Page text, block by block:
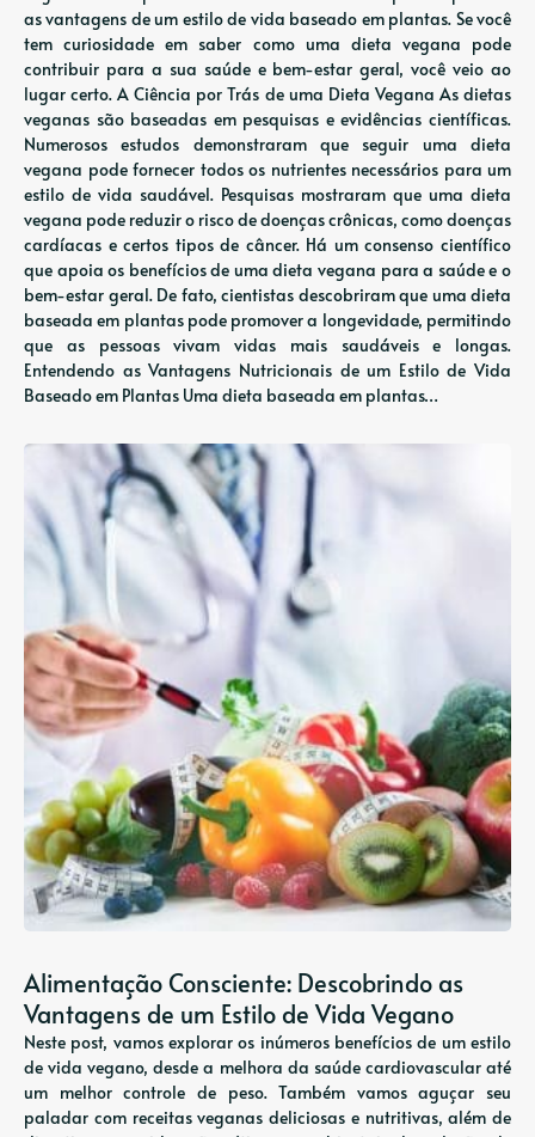
as vantagens de um estilo de vida baseado em plantas. Se você
tem curiosidade em saber como uma dieta vegana pode
contribuir para a sua saúde e bem-estar geral, você veio ao
lugar certo. A Ciência por Trás de uma Dieta Vegana As dietas
veganas são baseadas em pesquisas e evidências científicas.
Numerosos estudos demonstraram que seguir uma dieta
vegana pode fornecer todos os nutrientes necessários para um
estilo de vida saudável. Pesquisas mostraram que uma dieta
vegana pode reduzir o risco de doenças crônicas, como doenças
cardíacas e certos tipos de câncer. Há um consenso científico
que apoia os benefícios de uma dieta vegana para a saúde e o
bem-estar geral. De fato, cientistas descobriram que uma dieta
baseada em plantas pode promover a longevidade, permitindo
que as pessoas vivam vidas mais saudáveis ​​e longas.
Entendendo as Vantagens Nutricionais de um Estilo de Vida
Baseado em Plantas Uma dieta baseada em plantas…
Alimentação Consciente: Descobrindo as
Vantagens de um Estilo de Vida Vegano
Neste post, vamos explorar os inúmeros benefícios de um estilo
de vida vegano, desde a melhora da saúde cardiovascular até
um melhor controle de peso. Também vamos aguçar seu
paladar com receitas veganas deliciosas e nutritivas, além de